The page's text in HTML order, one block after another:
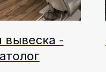
вывеска -